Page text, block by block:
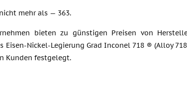
mehr als — 363.
bieten zu günstigen Preisen von
Eisen-Nickel-Legierung Grad Inconel 718 ® (Alloy
Kunden festgelegt.